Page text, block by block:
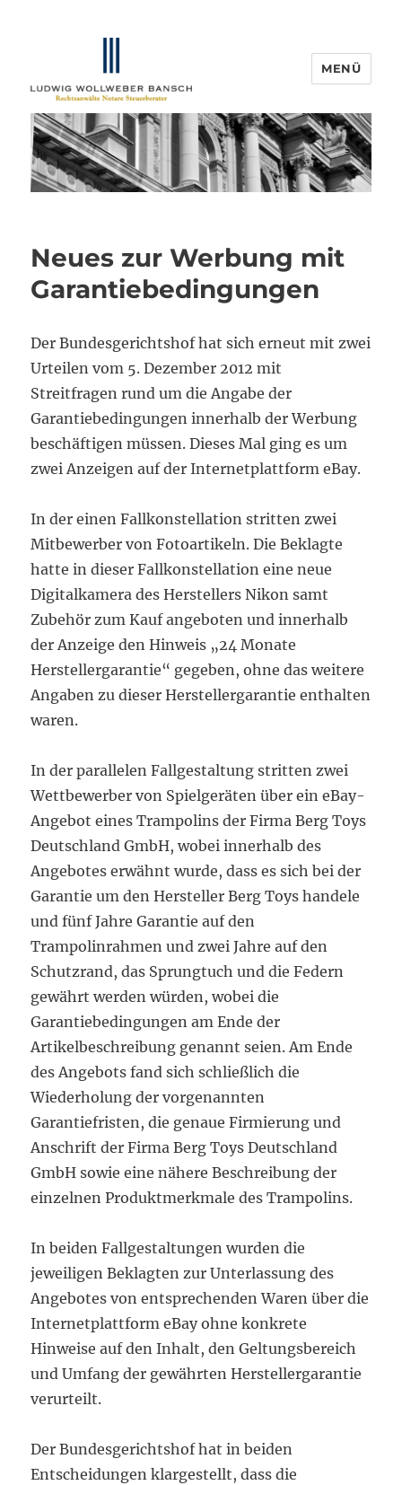
IP-Blogger.de
MENÜ
Neues zur Werbung mit
Garantiebedingungen
Der Bundesgerichtshof hat sich erneut mit zwei
Urteilen vom 5. Dezember 2012 mit
Streitfragen rund um die Angabe der
Garantiebedingungen innerhalb der Werbung
beschäftigen müssen. Dieses Mal ging es um
zwei Anzeigen auf der Internetplattform eBay.
In der einen Fallkonstellation stritten zwei
Mitbewerber von Fotoartikeln. Die Beklagte
hatte in dieser Fallkonstellation eine neue
Digitalkamera des Herstellers Nikon samt
Zubehör zum Kauf angeboten und innerhalb
der Anzeige den Hinweis „24 Monate
Herstellergarantie“ gegeben, ohne das weitere
Angaben zu dieser Herstellergarantie enthalten
waren.
In der parallelen Fallgestaltung stritten zwei
Wettbewerber von Spielgeräten über ein eBay-
Angebot eines Trampolins der Firma Berg Toys
Deutschland GmbH, wobei innerhalb des
Angebotes erwähnt wurde, dass es sich bei der
Garantie um den Hersteller Berg Toys handele
und fünf Jahre Garantie auf den
Trampolinrahmen und zwei Jahre auf den
Schutzrand, das Sprungtuch und die Federn
gewährt werden würden, wobei die
Garantiebedingungen am Ende der
Artikelbeschreibung genannt seien. Am Ende
des Angebots fand sich schließlich die
Wiederholung der vorgenannten
Garantiefristen, die genaue Firmierung und
Anschrift der Firma Berg Toys Deutschland
GmbH sowie eine nähere Beschreibung der
einzelnen Produktmerkmale des Trampolins.
In beiden Fallgestaltungen wurden die
jeweiligen Beklagten zur Unterlassung des
Angebotes von entsprechenden Waren über die
Internetplattform eBay ohne konkrete
Hinweise auf den Inhalt, den Geltungsbereich
und Umfang der gewährten Herstellergarantie
verurteilt.
Der Bundesgerichtshof hat in beiden
Entscheidungen klargestellt, dass die